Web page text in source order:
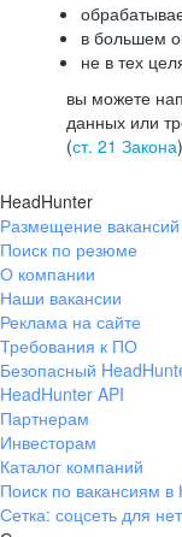
в большем
не в тех
вы можете
данных или
(ст. 21 Закона
HeadHunter
Размещение вакансий
Поиск по резюме
О компании
Наши вакансии
Реклама на сайте
Требования к ПО
Безопасный
HeadHunter API
Партнерам
Инвесторам
Каталог компаний
Поиск по вакансиям в
Сетка: соцсеть для